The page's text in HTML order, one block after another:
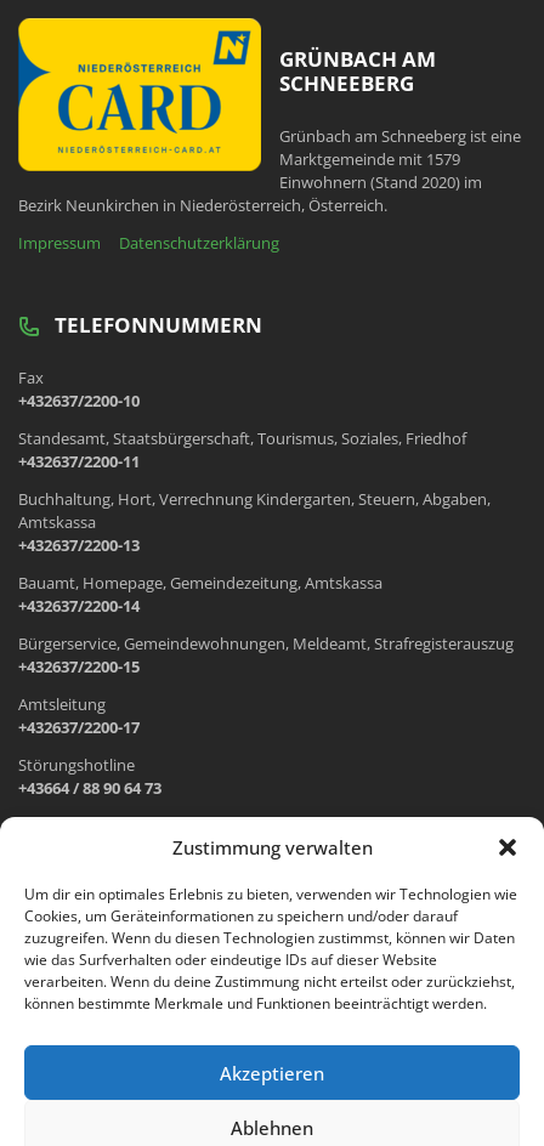
Zustimmung verwalten
Um dir ein optimales Erlebnis zu bieten, verwenden wir Technologien wie
Cookies, um Geräteinformationen zu speichern und/oder darauf
zuzugreifen. Wenn du diesen Technologien zustimmst, können wir Daten
wie das Surfverhalten oder eindeutige IDs auf dieser Website
verarbeiten. Wenn du deine Zustimmung nicht erteilst oder zurückziehst,
können bestimmte Merkmale und Funktionen beeinträchtigt werden.
Akzeptieren
Ablehnen
GRÜNBACH AM
SCHNEEBERG
Grünbach am Schneeberg ist eine
Marktgemeinde mit 1579
Einwohnern (Stand 2020) im
Bezirk Neunkirchen in Niederösterreich, Österreich.
Impressum
Datenschutzerklärung
TELEFONNUMMERN
Fax
+432637/2200-10
Standesamt, Staatsbürgerschaft, Tourismus, Soziales, Friedhof
+432637/2200-11
Buchhaltung, Hort, Verrechnung Kindergarten, Steuern, Abgaben,
Amtskassa
+432637/2200-13
Bauamt, Homepage, Gemeindezeitung, Amtskassa
+432637/2200-14
Bürgerservice, Gemeindewohnungen, Meldeamt, Strafregisterauszug
+432637/2200-15
Amtsleitung
+432637/2200-17
Störungshotline
+43664 / 88 90 64 73
Wr. Neustädter Straße 1
2733 Grünbach am Schneeberg
Öffnungszeiten Gemeindeamt:
Montag: 8.00 – 12.00 Uhr und 14.00 – 18.00 Uhr
Freitag: 8.00 – 12.00 Uhr
Email: